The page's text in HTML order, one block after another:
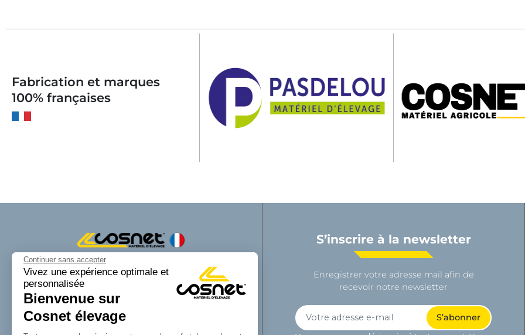
Continuer sans accepter
Vivez une expérience optimale et
personnalisée
Bienvenue sur
Cosnet élevage
Fabrication et marques
100% françaises
Cosnet matériel d’élevage est une marque
de la SAS Cosnet. Spécialisée dans la
conception et la fabrication d’équipements
tubulaires pour les bâtiments d’élevage.
Reconnue pour son savoir-faire dans la
fabrication de râteliers de prairie de
S’inscrire à la newsletter
Enregistrer votre adresse mail afin de
recevoir notre newsletter